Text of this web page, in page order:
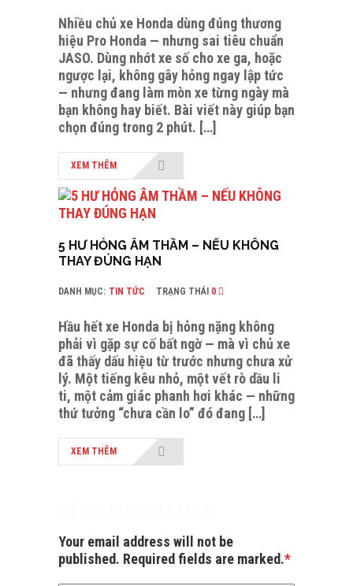
Nhiều chủ xe Honda dùng đúng thương
hiệu Pro Honda — nhưng sai tiêu chuẩn
JASO. Dùng nhớt xe số cho xe ga, hoặc
ngược lại, không gây hỏng ngay lập tức
— nhưng đang làm mòn xe từng ngày mà
bạn không hay biết. Bài viết này giúp bạn
chọn đúng trong 2 phút. […]
XEM THÊM
5 HƯ HỎNG ÂM THẦM – NẾU KHÔNG
THAY ĐÚNG HẠN
DANH MỤC: TIN TỨC TRẠNG THÁI 0
Hầu hết xe Honda bị hỏng nặng không
phải vì gặp sự cố bất ngờ — mà vì chủ xe
đã thấy dấu hiệu từ trước nhưng chưa xử
lý. Một tiếng kêu nhỏ, một vết rò dầu li
ti, một cảm giác phanh hơi khác — những
thứ tưởng “chưa cần lo” đó đang […]
XEM THÊM
Your email address will not be
published. Required fields are marked.*